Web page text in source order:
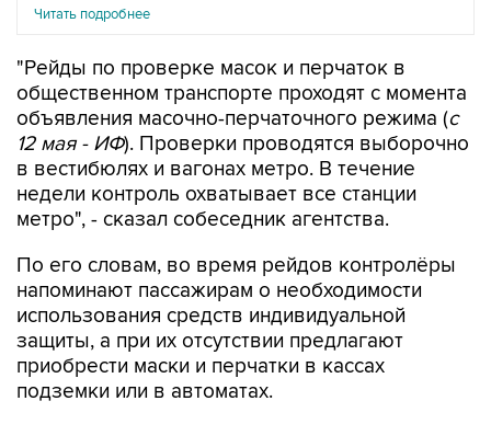
Читать подробнее
"Рейды по проверке масок и перчаток в
общественном транспорте проходят с момента
объявления масочно-перчаточного режима (с
12 мая - ИФ). Проверки проводятся выборочно
в вестибюлях и вагонах метро. В течение
недели контроль охватывает все станции
метро", - сказал собеседник агентства.
По его словам, во время рейдов контролёры
напоминают пассажирам о необходимости
использования средств индивидуальной
защиты, а при их отсутствии предлагают
приобрести маски и перчатки в кассах
подземки или в автоматах.